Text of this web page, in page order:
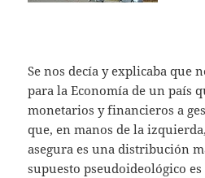
Se nos decía y explicaba que
para la Economía de un país
monetarios y financieros a
que, en manos de la
asegura es una distribución
supuesto pseudoideológico